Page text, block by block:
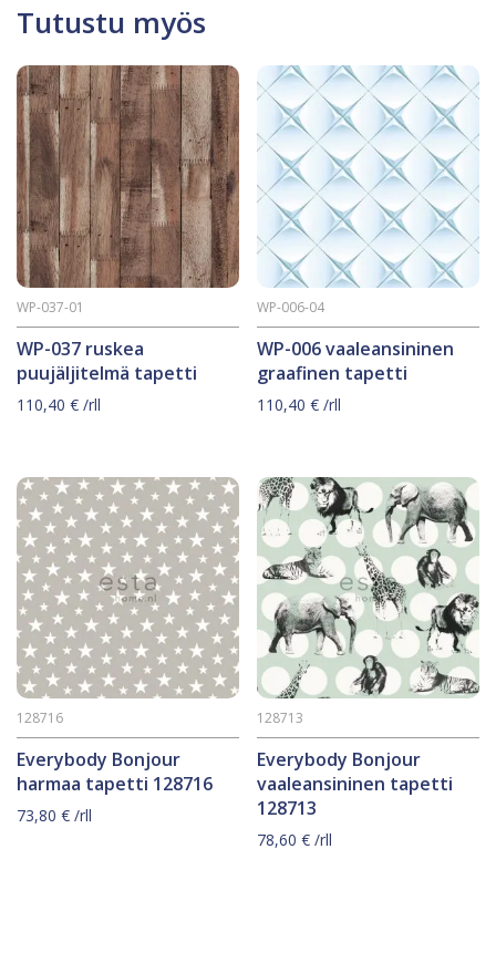
Tutustu myös
WP-037 ruskea
puujäljitelmä tapetti
WP-037-01
110,40 € /rll
WP-006 vaaleansininen
graafinen tapetti
WP-006-04
110,40€ /rll
Everybody Bonjour
harmaa tapetti 128716
128716
73,80 € /rll
Everybody Bonjour
vaaleansininen tapetti
128713
128713
78,60€ /rll